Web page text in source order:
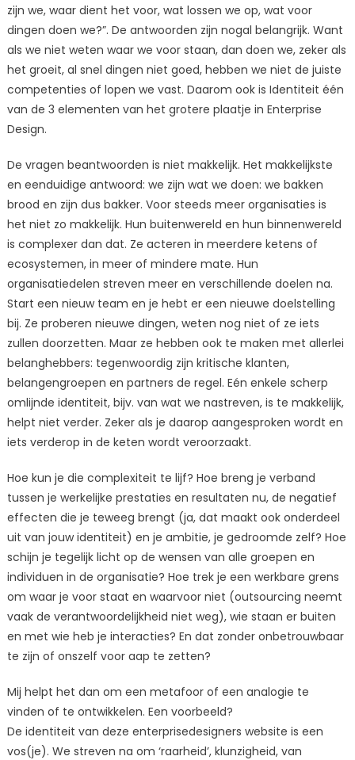
door
Analogie
zijn we, waar dient het voor, wat lossen we op, wat voor
dingen doen we?”. De antwoorden zijn nogal belangrijk. Want
als we niet weten waar we voor staan, dan doen we, zeker als
het groeit, al snel dingen niet goed, hebben we niet de juiste
competenties of lopen we vast. Daarom ook is Identiteit één
van de 3 elementen van het grotere plaatje in Enterprise
Design.
De vragen beantwoorden is niet makkelijk. Het makkelijkste
en eenduidige antwoord: we zijn wat we doen: we bakken
brood en zijn dus bakker. Voor steeds meer organisaties is
het niet zo makkelijk. Hun buitenwereld en hun binnenwereld
is complexer dan dat. Ze acteren in meerdere ketens of
ecosystemen, in meer of mindere mate. Hun
organisatiedelen streven meer en verschillende doelen na.
Start een nieuw team en je hebt er een nieuwe doelstelling
bij. Ze proberen nieuwe dingen, weten nog niet of ze iets
zullen doorzetten. Maar ze hebben ook te maken met allerlei
belanghebbers: tegenwoordig zijn kritische klanten,
belangengroepen en partners de regel. Eén enkele scherp
omlijnde identiteit, bijv. van wat we nastreven, is te makkelijk,
helpt niet verder. Zeker als je daarop aangesproken wordt en
iets verderop in de keten wordt veroorzaakt.
Hoe kun je die complexiteit te lijf? Hoe breng je verband
tussen je werkelijke prestaties en resultaten nu, de negatief
effecten die je teweeg brengt (ja, dat maakt ook onderdeel
uit van jouw identiteit) en je ambitie, je gedroomde zelf? Hoe
schijn je tegelijk licht op de wensen van alle groepen en
individuen in de organisatie? Hoe trek je een werkbare grens
om waar je voor staat en waarvoor niet (outsourcing neemt
vaak de verantwoordelijkheid niet weg), wie staan er buiten
en met wie heb je interacties? En dat zonder onbetrouwbaar
te zijn of onszelf voor aap te zetten?
Mij helpt het dan om een metafoor of een analogie te
vinden of te ontwikkelen. Een voorbeeld?
De identiteit van deze enterprisedesigners website is een
vos(je). We streven na om ‘raarheid’, klunzigheid, van